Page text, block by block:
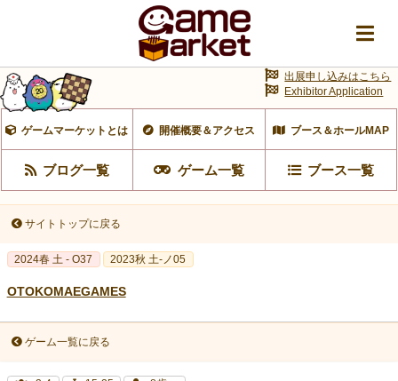
ゲームマーケットとは 開催概要＆アクセス ブース＆ホールMAP
ブログ一覧 ゲーム一覧 ブース一覧
出展申し込みはこちら
Exhibitor Application
サイトトップに戻る
2024春 土 - O37 2023秋 土-ノ05
OTOKOMAEGAMES
ゲーム一覧に戻る